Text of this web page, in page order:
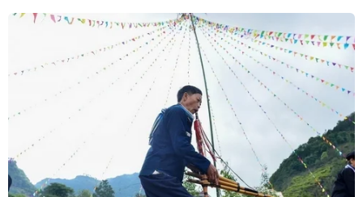
Biến phế phẩm bông thành "lá chắn"
cho di sản hàng nghìn năm tuổi
30/06/2026 08:36
Xét nghiệm ADN liệt sỹ: Hành trình
tri ân bằng công nghệ và trách